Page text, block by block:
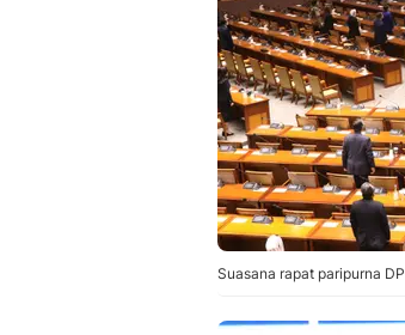
Suasana rapat paripurna